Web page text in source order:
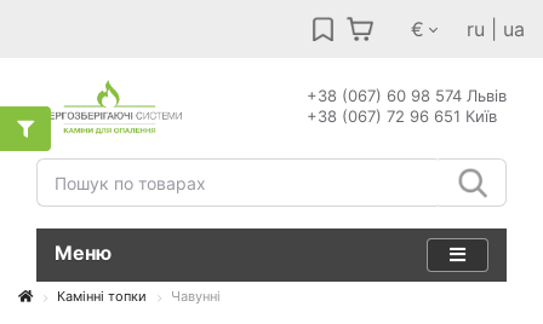
€ ru ua
+38 (067) 60 98 574 Львів
+38 (067) 72 96 651 Київ
Меню
Камінні топки Чавунні